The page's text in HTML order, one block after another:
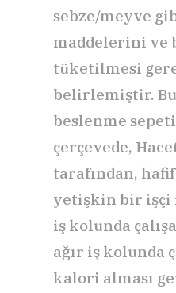
sebze/meyve
maddelerini ve
tüketilmesi
belirlemiştir.
beslenme
çerçevede,
tarafından,
yetişkin bir işçi
iş kolunda
ağır iş kolunda
kalori alması